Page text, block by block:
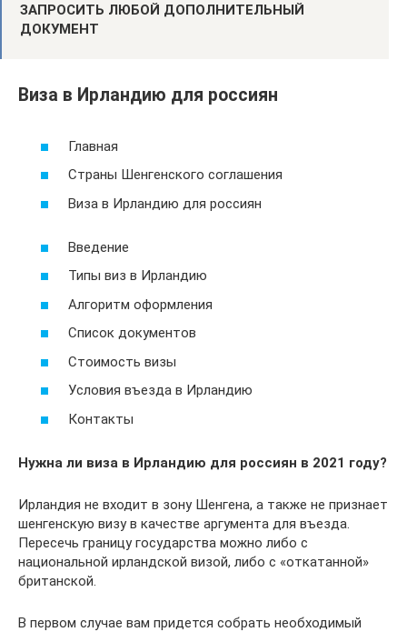
ЗАПРОСИТЬ ЛЮБОЙ ДОПОЛНИТЕЛЬНЫЙ
ДОКУМЕНТ
Виза в Ирландию для россиян
Главная
Страны Шенгенского соглашения
Виза в Ирландию для россиян
Введение
Типы виз в Ирландию
Алгоритм оформления
Список документов
Стоимость визы
Условия въезда в Ирландию
Контакты
Нужна ли виза в Ирландию для россиян в 2021 году?
Ирландия не входит в зону Шенгена, а также не признает
шенгенскую визу в качестве аргумента для въезда.
Пересечь границу государства можно либо с
национальной ирландской визой, либо с «откатанной»
британской.
В первом случае вам придется собрать необходимый